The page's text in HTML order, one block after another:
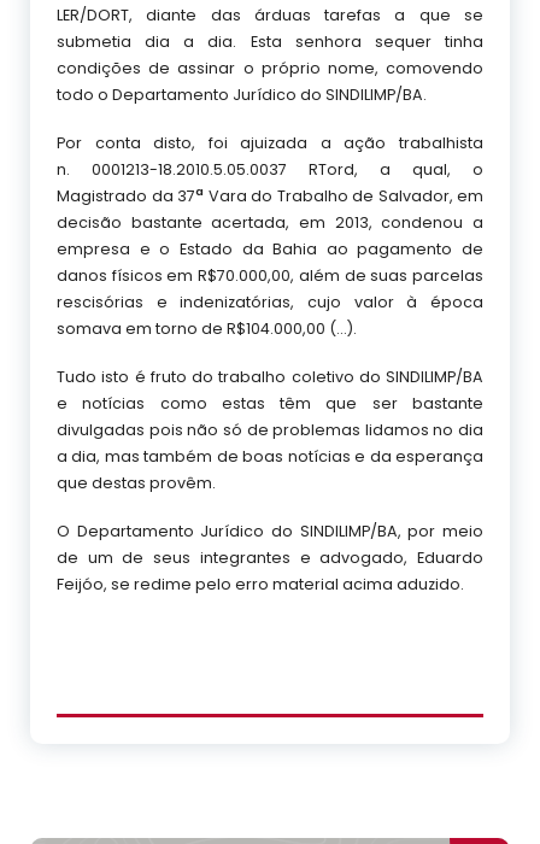
LER/DORT, diante das árduas tarefas a que se
submetia dia a dia. Esta senhora sequer tinha
condições de assinar o próprio nome, comovendo
todo o Departamento Jurídico do SINDILIMP/BA.
Por conta disto, foi ajuizada a ação trabalhista
n. 0001213-18.2010.5.05.0037 RTord, a qual, o
Magistrado da 37a Vara do Trabalho de Salvador, em
decisão bastante acertada, em 2013, condenou a
empresa e o Estado da Bahia ao pagamento de
danos físicos em R$70.000,00, além de suas parcelas
rescisórias e indenizatórias, cujo valor à época
somava em torno de R$104.000,00 (…).
Tudo isto é fruto do trabalho coletivo do SINDILIMP/BA
e notícias como estas têm que ser bastante
divulgadas pois não só de problemas lidamos no dia
a dia, mas também de boas notícias e da esperança
que destas provêm.
O Departamento Jurídico do SINDILIMP/BA, por meio
de um de seus integrantes e advogado, Eduardo
Feijóo, se redime pelo erro material acima aduzido.